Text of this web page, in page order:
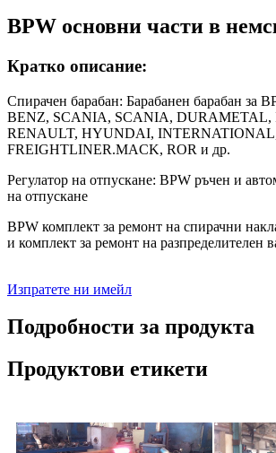
BPW основни части в
Кратко описание:
Спирачен барабан: Барабанен барабан за
BENZ, SCANIA, SCANIA, DURAMETAL,
RENAULT, HYUNDAI,
FREIGHTLINER.MACK, ROR и др.
Регулатор на отпускане: BPW ръчен и
на отпускане
BPW комплект за ремонт на спирачни
и комплект за ремонт на разпределителен
Изпратете ни имейл
Подробности за продукта
Продуктови етикети